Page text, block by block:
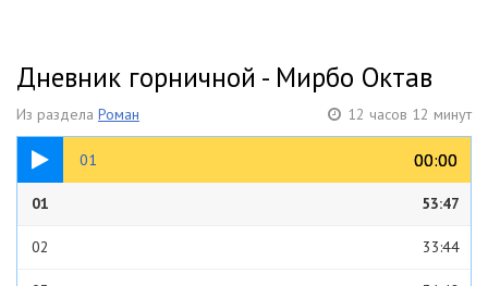
Дневник горничной - Мирбо Октав
Из раздела Роман 12 часов 12 минут
01 00:00
00:00
53:47
01 53:47
02 33:44